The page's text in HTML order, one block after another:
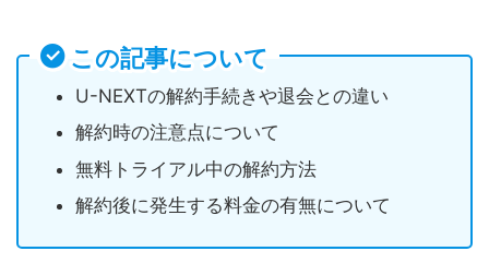
この記事について
U-NEXTの解約手続きや退会との違い
解約時の注意点について
無料トライアル中の解約方法
解約後に発生する料金の有無について